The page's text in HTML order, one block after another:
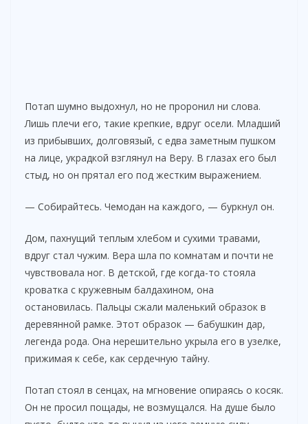
Потап шумно выдохнул, но не проронил ни слова.
Лишь плечи его, такие крепкие, вдруг осели. Младший
из прибывших, долговязый, с едва заметным пушком
на лице, украдкой взглянул на Веру. В глазах его был
стыд, но он прятал его под жестким выражением.
— Собирайтесь. Чемодан на каждого, — буркнул он.
Дом, пахнущий теплым хлебом и сухими травами,
вдруг стал чужим. Вера шла по комнатам и почти не
чувствовала ног. В детской, где когда-то стояла
кроватка с кружевным балдахином, она
остановилась. Пальцы сжали маленький образок в
деревянной рамке. Этот образок — бабушкин дар,
легенда рода. Она нерешительно укрыла его в узелке,
прижимая к себе, как сердечную тайну.
Потап стоял в сенцах, на мгновение опираясь о косяк.
Он не просил пощады, не возмущался. На душе было